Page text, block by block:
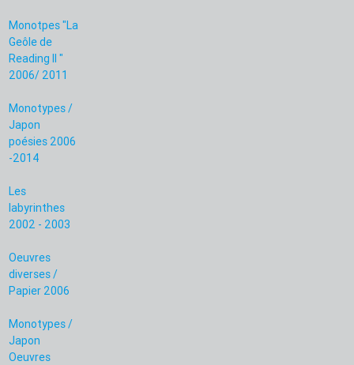
Monotpes "La
Geôle de
Reading II "
2006/ 2011
Monotypes /
Japon
poésies 2006
-2014
Les
labyrinthes
2002 - 2003
Oeuvres
diverses /
Papier 2006
Monotypes /
Japon
Oeuvres